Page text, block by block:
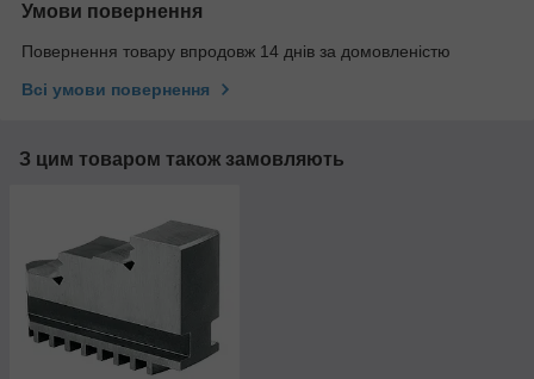
Умови повернення
Повернення товару впродовж 14 днів за домовленістю
Всі умови повернення
З цим товаром також замовляють